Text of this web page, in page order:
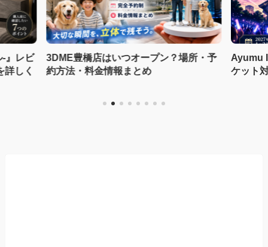
』レビ
詳しく
3DME豊橋店はいつオープン？場所・予
約方法・料金情報まとめ
Ayumu
ケット